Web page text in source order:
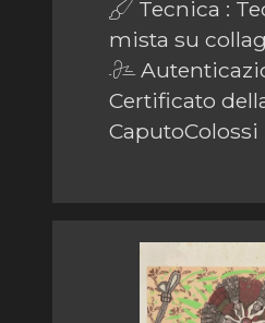
Tecnica :
mista su
Certificato
CaputoColossi